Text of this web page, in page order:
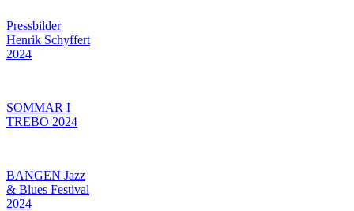
Pressbilder
Henrik Schyffert
2024
SOMMAR I
TREBO 2024
BANGEN Jazz
& Blues Festival
2024